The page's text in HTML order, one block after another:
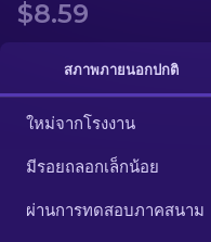
ถุงมือ
กล่อง
อื่น ๆ
$8.59
สภาพภายนอกปกติ
ใหม่จากโรงงาน
มีรอยถลอกเล็กน้อย
ผ่านการทดสอบภาคสนาม